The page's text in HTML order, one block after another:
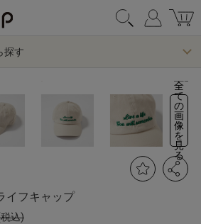
探す
全
て
の
画
像
を
見
る
イフキャップ
込)